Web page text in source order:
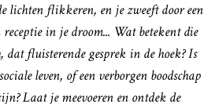
lichten flikkeren, en je zweeft door een
receptie in je droom... Wat betekent die
fluisterende gesprek in de hoek? Is
leven, of een verborgen boodschap
Laat je meevoeren en ontdek de